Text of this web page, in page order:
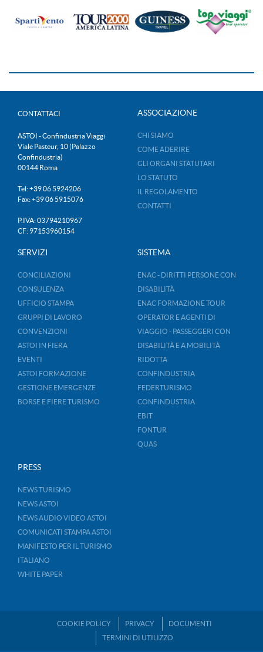
CONTATTACI
ASTOI - Confindustria Viaggi
Viale Pasteur, 10 (Palazzo
Confindustria)
00144 Roma
Tel: +39 06 5924206
Fax: +39 06 5915076
P.IVA: 03794210967
CF: 97153960154
ASSOCIAZIONE
CHI SIAMO
COME ADERIRE
GLI ORGANI STATUTARI
LO STATUTO
IL REGOLAMENTO
CONTATTI
SERVIZI
CONCILIAZIONI
CONSULENZA
UFFICIO STAMPA
GRUPPI DI LAVORO
CONVENZIONI
ASTOI IN FIERA
EVENTI
ASTOI FORMAZIONE
GESTIONE EMERGENZE
BORSE E FIERE TURISMO
SISTEMA
ENAC - DIRITTI PERSONE CON
DISABILITÀ
ENAC FORMAZIONE TOUR
OPERATOR E AGENTI DI
VIAGGIO - PASSEGGERI CON
DISABILITÀ E A MOBILITÀ
RIDOTTA
CONFINDUSTRIA
FEDERTURISMO
CONFINDUSTRIA
EBIT
FONTUR
QUAS
PRESS
NEWS TURISMO
NEWS ASTOI
NEWS AUDIO VIDEO ASTOI
COMUNICATI STAMPA ASTOI
MANIFESTO PER IL TURISMO
ITALIANO
WHITE PAPER
COOKIE POLICY PRIVACY
DOCUMENTI
TERMINI DI UTILIZZO